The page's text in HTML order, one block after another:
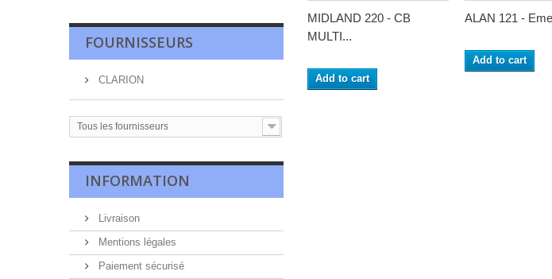
FOURNISSEURS
CLARION
Tous les fournisseurs
INFORMATION
Livraison
Mentions légales
Paiement sécurisé
MIDLAND 220 - CB
MULTI...
Add to cart
ALAN 121 -
Add to cart